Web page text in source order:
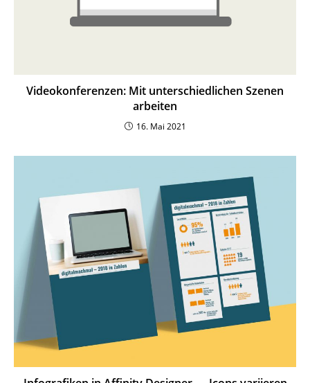
Video­kon­fe­renzen: Mit unter­schied­lichen Szenen
arbeiten
16. Mai 2021